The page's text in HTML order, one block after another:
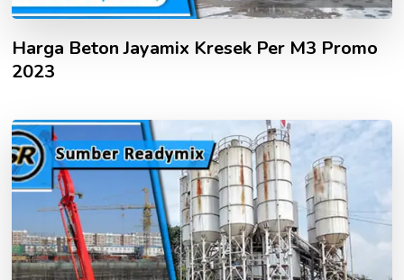
Harga Beton Jayamix Kresek Per M3 Promo
2023